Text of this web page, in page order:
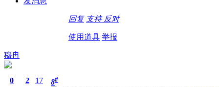
回复 支持 反对
使用道具 举报
穆冉
0 2 17 8#